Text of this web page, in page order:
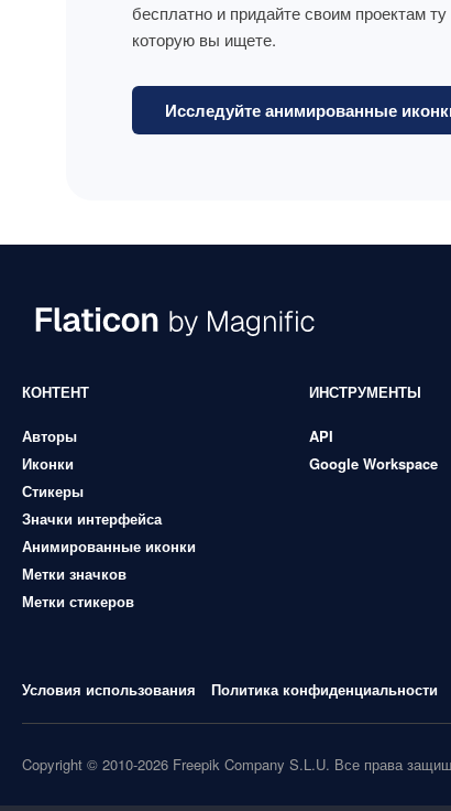
бесплатно и придайте своим проектам
которую вы ищете.
Исследуйте анимированные
КОНТЕНТ
Авторы
Иконки
Стикеры
Значки интерфейса
Анимированные иконки
Метки значков
Метки стикеров
ИНСТРУМЕНТЫ
API
Google Workspace
Условия использования Политика конфиденциальности
Copyright © 2010-2026 Freepik Company S.L.U. Все права